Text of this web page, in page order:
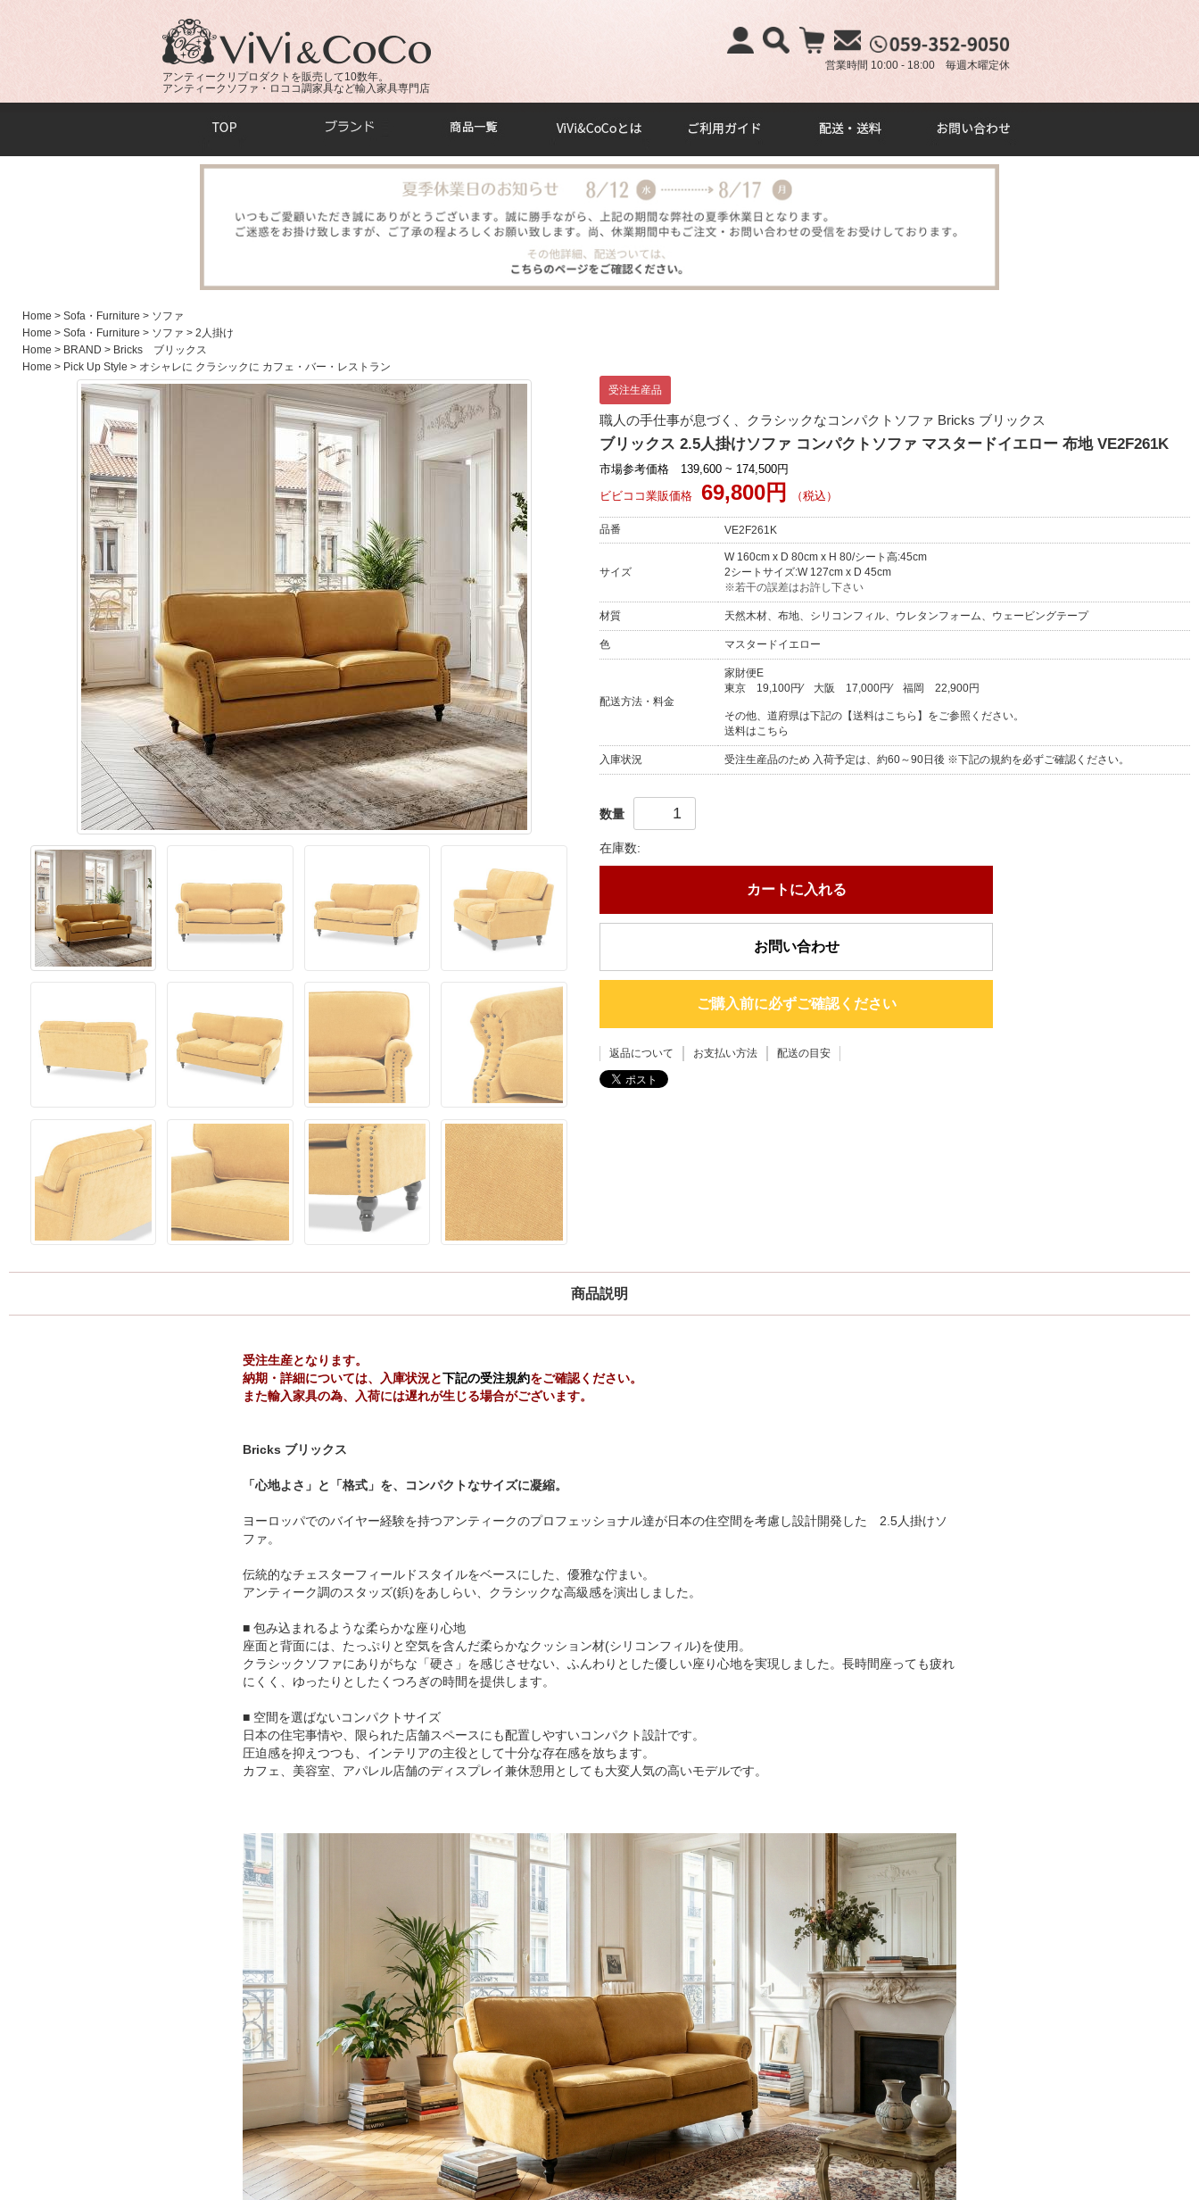
アンティークリプロダクトを販売して10数年。
アンティークソファ・ロココ調家具など輸入家具専門店
営業時間 10:00 - 18:00 毎週木曜定休
Home > Sofa・Furniture > ソファ
Home > Sofa・Furniture > ソファ > 2人掛け
Home > BRAND > Bricks ブリックス
Home > Pick Up Style > オシャレに クラシックに カフェ・バー・レストラン
受注生産品
職人の手仕事が息づく、クラシックなコンパクトソファ Bricks ブリックス
ブリックス 2.5人掛けソファ コンパクトソファ マスタードイエロー 布地 VE2F261K
市場参考価格 139,600 ~ 174,500円
ビビココ業販価格
69,800円 （税込）
品番 VE2F261K
サイズ
W 160cm x D 80cm x H 80/シート高:45cm
2シートサイズ:W 127cm x D 45cm
※若干の誤差はお許し下さい
材質 天然木材、布地、シリコンフィル、ウレタンフォーム、ウェービングテープ
色 マスタードイエロー
配送方法・料金
家財便E
東京
19,100円⁄ 大阪 17,000円⁄ 福岡 22,900円
その他、道府県は下記の【送料はこちら】をご参照ください。
送料はこちら
入庫状況 受注生産品のため 入荷予定は、約60～90日後 ※下記の規約を必ずご確認ください。
数量
在庫数:
カートに入れる
お問い合わせ
ご購入前に必ずご確認ください
返品について お支払い方法 配送の目安
商品説明
受注生産となります。
納期・詳細については、入庫状況と下記の受注規約をご確認ください。
また輸入家具の為、入荷には遅れが生じる場合がございます。
Bricks ブリックス
「心地よさ」と「格式」を、コンパクトなサイズに凝縮。
ヨーロッパでのバイヤー経験を持つアンティークのプロフェッショナル達が日本の住空間を考慮し設計開発した 2.5人掛けソ
ファ。
伝統的なチェスターフィールドスタイルをベースにした、優雅な佇まい。
アンティーク調のスタッズ(鋲)をあしらい、クラシックな高級感を演出しました。
■ 包み込まれるような柔らかな座り心地
座面と背面には、たっぷりと空気を含んだ柔らかなクッション材(シリコンフィル)を使用。
クラシックソファにありがちな「硬さ」を感じさせない、ふんわりとした優しい座り心地を実現しました。長時間座っても疲れ
にくく、ゆったりとしたくつろぎの時間を提供します。
■ 空間を選ばないコンパクトサイズ
日本の住宅事情や、限られた店舗スペースにも配置しやすいコンパクト設計です。
圧迫感を抑えつつも、インテリアの主役として十分な存在感を放ちます。
カフェ、美容室、アパレル店舗のディスプレイ兼休憩用としても大変人気の高いモデルです。
×